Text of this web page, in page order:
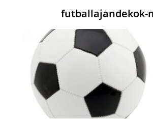
futballajandekok-